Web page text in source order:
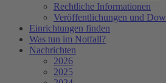
Rechtliche Informationen
Veröffentlichungen und
Einrichtungen finden
Was tun im Notfall?
Nachrichten
2026
2025